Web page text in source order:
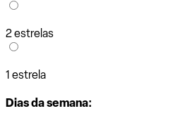
2 estrelas
1 estrela
Dias da semana: